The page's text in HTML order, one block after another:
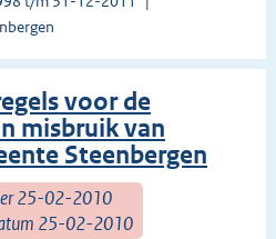
voor de
misbruik van
Steenbergen
25-02-2010
25-02-2010